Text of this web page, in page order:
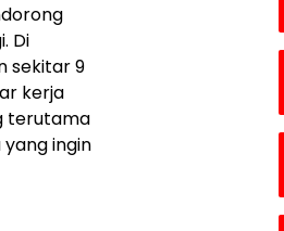
Di
sekitar 9
kerja
terutama
ingin